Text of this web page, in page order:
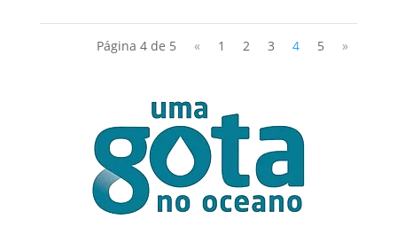
Página 4 de 5 « 1 2 3 4 5 »